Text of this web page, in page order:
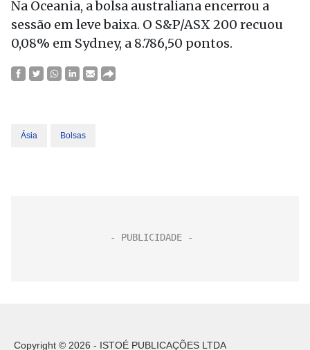
Na Oceania, a bolsa australiana encerrou a
sessão em leve baixa. O S&P/ASX 200 recuou
0,08% em Sydney, a 8.786,50 pontos.
Ásia Bolsas
Copyright © 2026 - ISTOÉ PUBLICAÇÕES LTDA